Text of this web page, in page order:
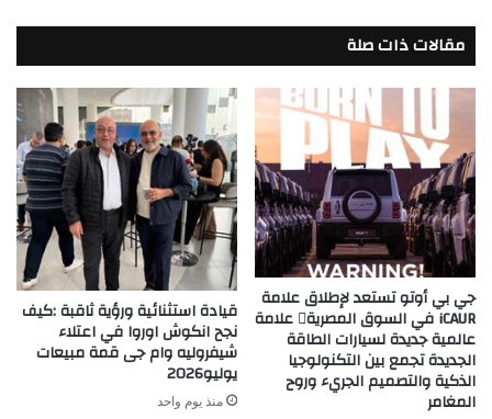
مقالات ذات صلة
جي بي أوتو تستعد لإطلاق علامة
iCAUR في السوق المصرية علامة
عالمية جديدة لسيارات الطاقة
الجديدة تجمع بين التكنولوجيا
الذكية والتصميم الجريء وروح
المغامر
قيادة استثنائية ورؤية ثاقبة :كيف
نجح انكوش اوروا في اعتلاء
شيفروليه وام جى قمة مبيعات
يوليو2026
منذ يوم واحد